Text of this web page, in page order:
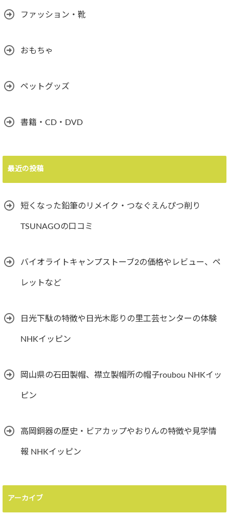
ファッション・靴
おもちゃ
ペットグッズ
書籍・CD・DVD
最近の投稿
短くなった鉛筆のリメイク・つなぐえんぴつ削り
TSUNAGOの口コミ
バイオライトキャンプストーブ2の価格やレビュー、ペ
レットなど
日光下駄の特徴や日光木彫りの里工芸センターの体験
NHKイッピン
岡山県の石田製帽、襟立製帽所の帽子roubou NHKイッ
ピン
高岡銅器の歴史・ビアカップやおりんの特徴や見学情
報 NHKイッピン
アーカイブ